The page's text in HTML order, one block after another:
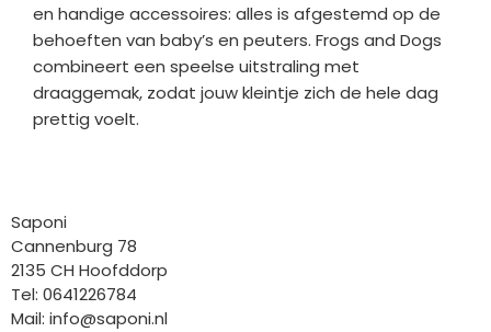
en handige accessoires: alles is afgestemd op de
behoeften van baby’s en peuters. Frogs and Dogs
combineert een speelse uitstraling met
draaggemak, zodat jouw kleintje zich de hele dag
prettig voelt.
Saponi
Cannenburg 78
2135 CH Hoofddorp
Tel: 0641226784
Mail: info@saponi.nl